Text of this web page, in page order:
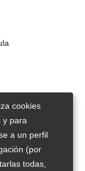
cookies
y para
a un perfil
(por
todas,